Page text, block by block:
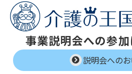
事業説明会への参
説明会への